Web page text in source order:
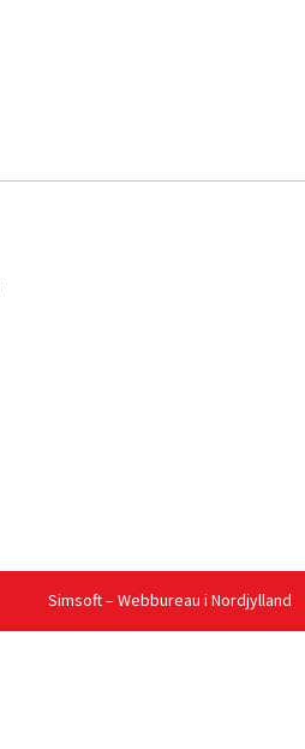
Simsoft– Webbureau i Nordjylland